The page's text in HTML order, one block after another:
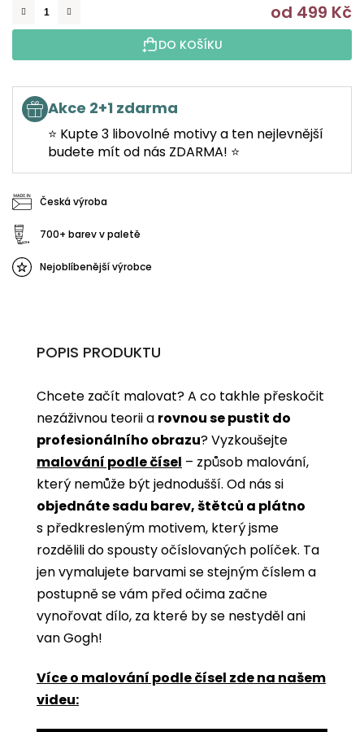
od 499 Kč
DO KOŠÍKU
Akce 2+1 zdarma
⭐ Kupte 3 libovolné motivy a ten nejlevnější
budete mít od nás ZDARMA! ⭐
Česká výroba
700+ barev v paletě
Nejoblíbenější výrobce
POPIS PRODUKTU
Chcete začít malovat? A co takhle přeskočit
nezáživnou teorii a rovnou se pustit do
profesionálního obrazu? Vyzkoušejte
malování podle čísel ­­– způsob malování,
který nemůže být jednodušší. Od nás si
objednáte sadu barev, štětců a plátno
s předkresleným motivem, který jsme
rozdělili do spousty očíslovaných políček. Ta
jen vymalujete barvami se stejným číslem a
postupně se vám před očima začne
vynořovat dílo, za které by se nestyděl ani
van Gogh!
Více o malování podle čísel zde na našem
videu: